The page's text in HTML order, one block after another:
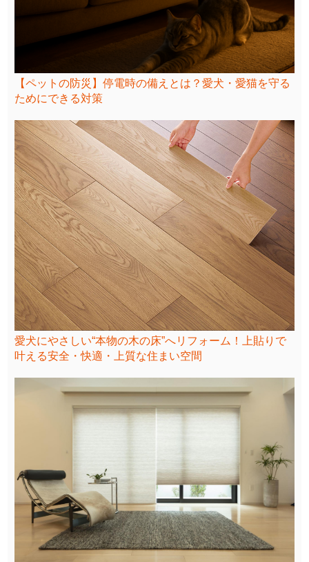
【ペットの防災】停電時の備えとは？愛犬・愛猫を守る
ためにできる対策
愛犬にやさしい“本物の木の床”へリフォーム！上貼りで
叶える安全・快適・上質な住まい空間